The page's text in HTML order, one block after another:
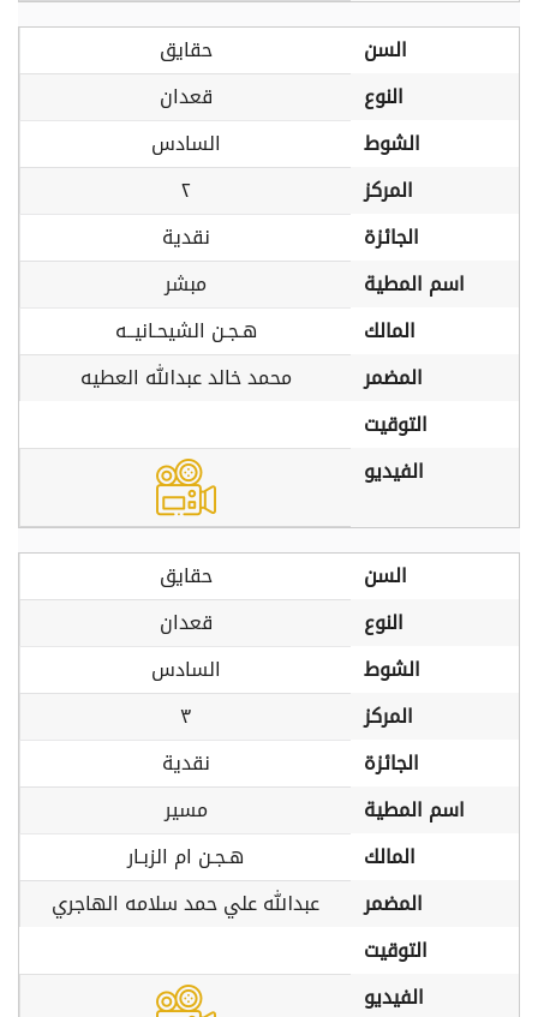
السن
حقايق
النوع
قعدان
الشوط
السادس
المركز
٢
الجائزة
نقدية
اسم المطية
مبشر
المالك
هـجـن الشيحـانيــه
المضمر
محمد خالد عبدالله العطيه
التوقيت
الفيديو
السن
حقايق
النوع
قعدان
الشوط
السادس
المركز
٣
الجائزة
نقدية
اسم المطية
مسير
المالك
هـجـن ام الزبـار
المضمر
عبدالله علي حمد سلامه الهاجري
التوقيت
الفيديو